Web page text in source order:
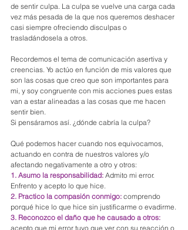
de sentir culpa. La culpa se vuelve una carga cada
vez más pesada de la que nos queremos deshacer
casi siempre ofreciendo disculpas o
trasladándosela a otros.
Recordemos el tema de comunicación asertiva y
creencias. Yo actúo en función de mis valores que
son las cosas que creo que son importantes para
mi, y soy congruente con mis acciones pues estas
van a estar alineadas a las cosas que me hacen
sentir bien.
Si pensáramos así. ¿dónde cabría la culpa?
Qué podemos hacer cuando nos equivocamos,
actuando en contra de nuestros valores y/o
afectando negativamente a otro y otros:
1. Asumo la responsabilidad: Admito mi error.
Enfrento y acepto lo que hice.
2. Practico la compasión conmigo: comprendo
porqué hice lo que hice sin justificarme o evadirme.
3. Reconozco el daño que he causado a otros:
acepto que mi error tuvo que ver con su reacción o